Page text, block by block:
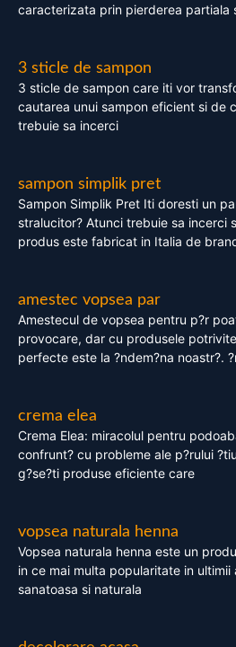
caracterizata prin pierderea partiala
3 sticle de sampon
3 sticle de sampon care iti vor
cautarea unui sampon eficient si de
trebuie sa incerci
sampon simplik pret
Sampon Simplik Pret Iti doresti un
stralucitor? Atunci trebuie sa incerci
produs este fabricat in Italia de
amestec vopsea par
Amestecul de vopsea pentru p?r
provocare, dar cu produsele
perfecte este la ?ndem?na noastr?.
crema elea
Crema Elea: miracolul pentru
confrunt? cu probleme ale p?rului
g?se?ti produse eficiente care
vopsea naturala henna
Vopsea naturala henna este un
in ce mai multa popularitate in ultimii
sanatoasa si naturala